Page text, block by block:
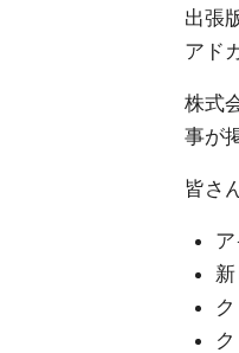
出張
アド
株式
事が
皆さ